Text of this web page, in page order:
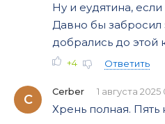
Ну и еудятина,
Давно бы забросил
добрались до этой
+4 Ответить
C
Cerber 1 августа 2025
Хрень полная.